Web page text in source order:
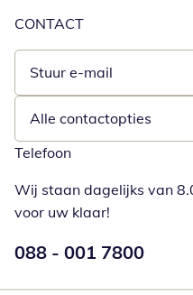
CONTACT
Stuur e-mail
Opent e-mailclient
Alle contactopties
Telefoon
Wij staan dagelijks van
voor uw klaar!
Telefoonnummer:
088 - 001 7800